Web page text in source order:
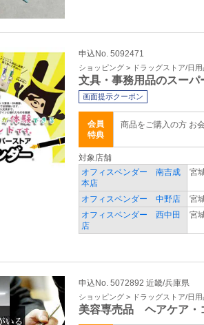
申込No. 5092471
ショッピング > ドラッグストア/日用
文具・事務用品のスー
画面提示クーポン
会員
特典
商品をご購入の方 お
対象店舗
オフィスベンダー 南吉成
本店
宮
オフィスベンダー 中野店
宮
オフィスベンダー 西中田
店
宮
申込No. 5072892 近畿/兵庫県
ショッピング > ドラッグストア/日用
美容専売品 ヘアケア・